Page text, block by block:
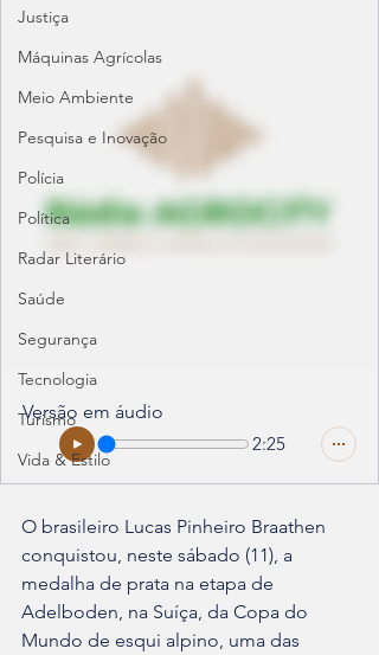
Justiça
Máquinas Agrícolas
Meio Ambiente
Pesquisa e Inovação
Polícia
Política
Radar Literário
Saúde
Segurança
Tecnologia
Turismo
Vida & Estilo
Versão em áudio
2:25
O brasileiro Lucas Pinheiro Braathen
conquistou, neste sábado (11), a
medalha de prata na etapa de
Adelboden, na Suíça, da Copa do
Mundo de esqui alpino, uma das